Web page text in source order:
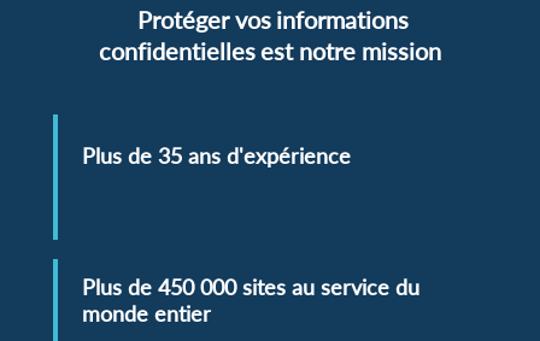
Protéger vos informations
confidentielles est notre mission
Plus de 35 ans d'expérience
Plus de 450 000 sites au service du
monde entier